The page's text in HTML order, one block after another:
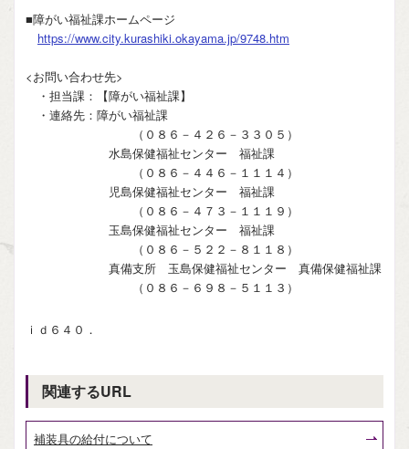
■障がい福祉課ホームページ
https://www.city.kurashiki.okayama.jp/9748.htm
<お問い合わせ先>
・担当課：【障がい福祉課】
・連絡先：障がい福祉課
（０８６－４２６－３３０５）
水島保健福祉センター 福祉課
（０８６－４４６－１１１４）
児島保健福祉センター 福祉課
（０８６－４７３－１１１９）
玉島保健福祉センター 福祉課
（０８６－５２２－８１１８）
真備支所 玉島保健福祉センター 真備保健福祉課
（０８６－６９８－５１１３）
ｉｄ６４０．
関連するURL
補装具の給付について